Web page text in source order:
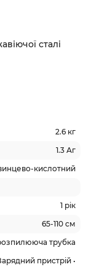
сталі
2.6 кг
1.3 Аг
кислотний
1 рік
65-110 см
трубка
пристрій •